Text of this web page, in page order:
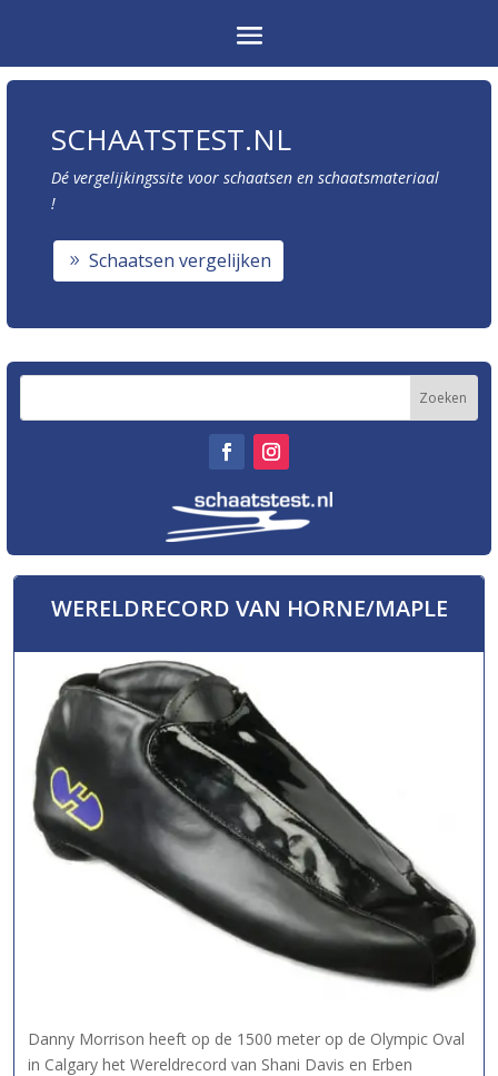
SCHAATSTEST.NL
Dé vergelijkingssite voor schaatsen en schaatsmateriaal
!
Schaatsen vergelijken
WERELDRECORD VAN HORNE/MAPLE
Danny Morrison heeft op de 1500 meter op de Olympic Oval
in Calgary het Wereldrecord van Shani Davis en Erben